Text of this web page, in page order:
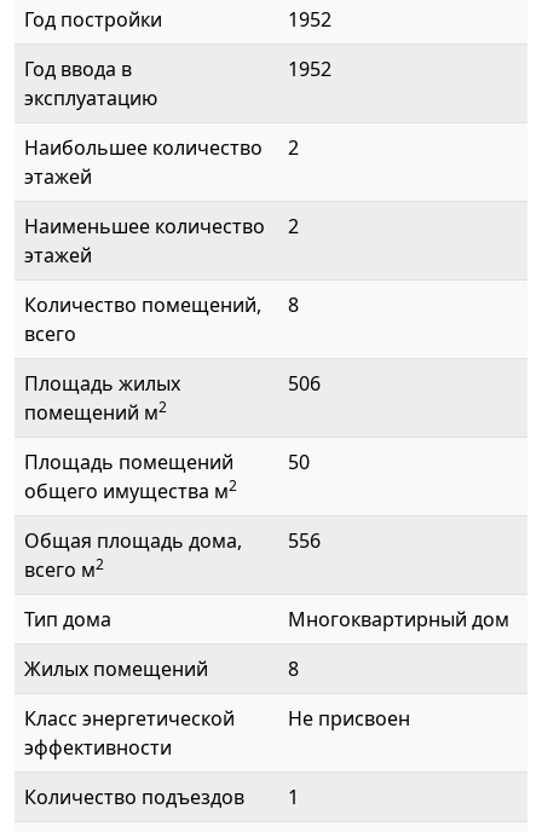
Год постройки
1952
Год ввода в
эксплуатацию
1952
Наибольшее количество
этажей
2
Наименьшее количество
этажей
2
Количество помещений,
всего
8
Площадь жилых
помещений м2
506
Площадь помещений
общего имущества м2
50
Общая площадь дома,
всего м2
556
Тип дома
Многоквартирный дом
Жилых помещений
8
Класс энергетической
эффективности
Не присвоен
Количество подъездов
1